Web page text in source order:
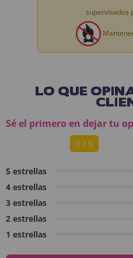
supervisados
LO QUE
Sé el primero en dejar tu
0 / 5
5 estrellas
4 estrellas
3 estrellas
2 estrellas
1 estrellas